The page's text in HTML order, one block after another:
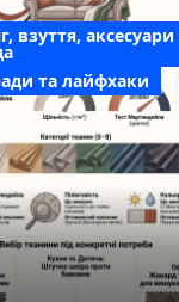
взуття, аксесуари
та лайфхаки